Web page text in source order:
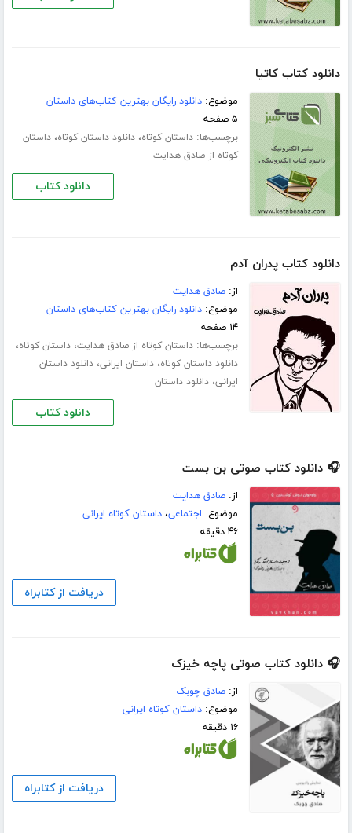
دانلود کتاب کاتیا
موضوع:دانلود رایگان بهترین کتاب‌های داستان
۵ صفحه
برچسب‌ها:داستان کوتاه،دانلود داستان کوتاه،داستان
کوتاه از صادق هدایت
دانلود کتاب
دانلود کتاب پدران آدم
از:صادق هدایت
موضوع:دانلود رایگان بهترین کتاب‌های داستان
۱۴ صفحه
برچسب‌ها:داستان کوتاه از صادق هدایت،داستان کوتاه،
دانلود داستان کوتاه،داستان ایرانی،دانلود داستان
ایرانی،دانلود داستان
دانلود کتاب
🎧 دانلود کتاب صوتی بن بست
از:صادق هدایت
موضوع: اجتماعی،داستان کوتاه ایرانی
۴۶ دقیقه
دریافت از کتابراه
🎧 دانلود کتاب صوتی پاچه خیزک
از:صادق چوبک
موضوع:داستان کوتاه ایرانی
۱۶ دقیقه
دریافت از کتابراه